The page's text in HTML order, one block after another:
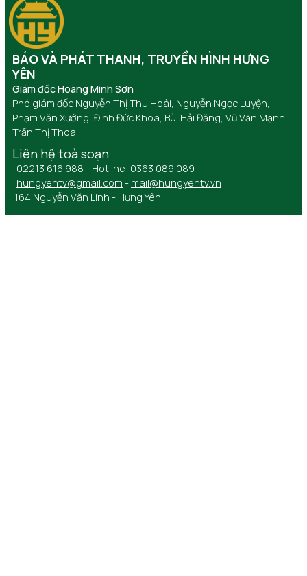
BÁO VÀ PHÁT THANH, TRUYỀN HÌNH HƯNG
YÊN
Giám đốc Hoàng Minh Sơn
Phó giám đốc Nguyễn Thị Thu Hoài, Nguyễn Ngọc Luyện,
Phạm Văn Xướng, Đinh Đức Khoa, Bùi Hải Đăng, Vũ Văn Mạnh,
Trần Thị Thoa
Liên hệ toà soạn
02213 616 988 - Hotline: 0363 089 089
hungyentv@gmail.com - mail@hungyentv.vn
164 Nguyễn Văn Linh - Hưng Yên